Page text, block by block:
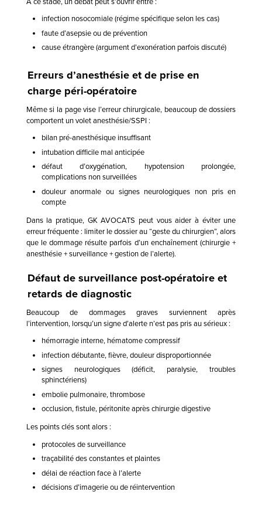
infection nosocomiale (régime spécifique selon les cas)
faute d’asepsie ou de prévention
cause étrangère (argument d’exonération parfois discuté)
Erreurs d’anesthésie et de prise en
charge péri-opératoire
Même si la page vise l’erreur chirurgicale, beaucoup de dossiers
comportent un volet anesthésie/SSPI :
bilan pré-anesthésique insuffisant
intubation difficile mal anticipée
défaut d’oxygénation, hypotension prolongée,
complications non surveillées
douleur anormale ou signes neurologiques non pris en
compte
Dans la pratique, GK AVOCATS peut vous aider à éviter une
erreur fréquente : limiter le dossier au “geste du chirurgien”, alors
que le dommage résulte parfois d’un enchaînement (chirurgie +
anesthésie + surveillance + gestion de l’alerte).
Défaut de surveillance post-opératoire et
retards de diagnostic
Beaucoup de dommages graves surviennent après
l’intervention, lorsqu’un signe d’alerte n’est pas pris au sérieux :
hémorragie interne, hématome compressif
infection débutante, fièvre, douleur disproportionnée
signes neurologiques (déficit, paralysie, troubles
sphinctériens)
embolie pulmonaire, thrombose
occlusion, fistule, péritonite après chirurgie digestive
Les points clés sont alors :
protocoles de surveillance
traçabilité des constantes et plaintes
délai de réaction face à l’alerte
décisions d’imagerie ou de réintervention